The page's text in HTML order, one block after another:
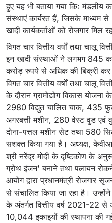
हुए यह भी बताया गया किः मंडलीय
संस्थाएं कार्यरत हैं, जिसके माध्यम
खादी कार्यकर्ताओं को रोजगार मिल
विगत चार वित्तीय वर्षों तथा चालू
इन खादी संस्थाओं ने लगभग 845
करोड़ रुपये से अधिक की बिक्री कर
विगत चार वित्तीय वर्षों तथा चालू
के दौरान ग्रामोद्योग विकास
2980 विद्युत चालित चाक, 435
अगरबत्ती मशीन, 280 वेस्ट वुड
दोना-पत्तल मशीन सेट तथा 580
सशक्त किया गया है। अध्यक्ष,
श्री नरेंद्र मोदी के दृष्टिकोण के
ग्रोथ इंजन' बनाने तथा पलायन रोकने
आयोग द्वारा प्रधानमंत्री रोजगार
से संचालित किया जा रहा है।
के अंतर्गत वित्तीय वर्ष 2021-22
10,044 इकाइयों की स्थापना की